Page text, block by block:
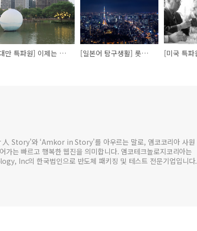
[대만 특파원] 이제는 멈췄으면 하는 지진 [일본어 탐구생활] 롯폰기 클라쓰 (六本木クラス)
Story’와 ‘Amkor in Story’를 아우르는 말로, 앰코코리아 사원
가는 빠르고 행복한 웹진을 의미합니다. 앰코테크놀로지코리아는
Inc의 한국법인으로 반도체 패키징 및 테스트 전문기업입니다.